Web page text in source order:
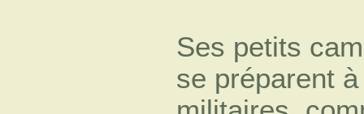
Ses petits
se préparent